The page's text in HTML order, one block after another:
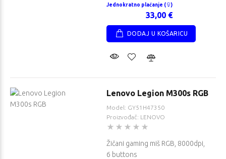
Jednokratno plaćanje ( )
33,00 €
DODAJ U KOŠARICU
Lenovo Legion M300s RGB
Model: GY51H47350
Proizvođač: LENOVO
Žičani gaming miš RGB, 8000dpi,
6 buttons